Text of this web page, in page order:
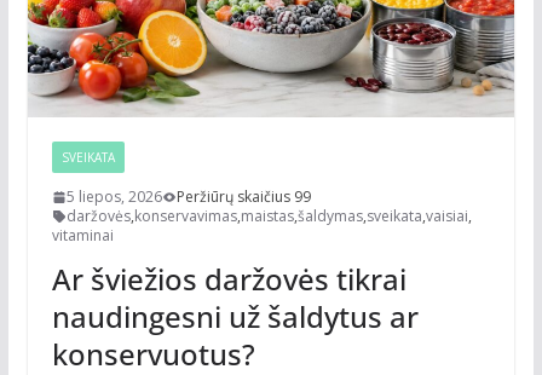
SVEIKATA
5 liepos, 2026
Peržiūrų skaičius 99
daržovės,konservavimas,maistas,šaldymas,sveikata,vaisiai,
vitaminai
Ar šviežios daržovės tikrai
naudingesni už šaldytus ar
konservuotus?